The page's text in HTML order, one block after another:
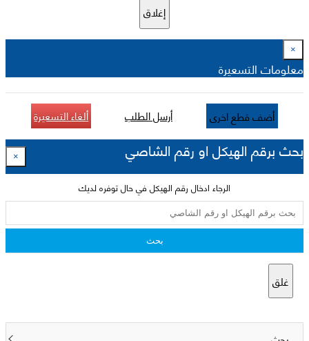
إغلاق
×
معلومات التسعيرة
أضف قطع اخرى أرسل الطلب ألغاء التسعيرة
بحث برقم الهيكل او رقم الشاصي ×
الرجاء ادخال رقم الهيكل في حال توفره لديك
بحث
غلق